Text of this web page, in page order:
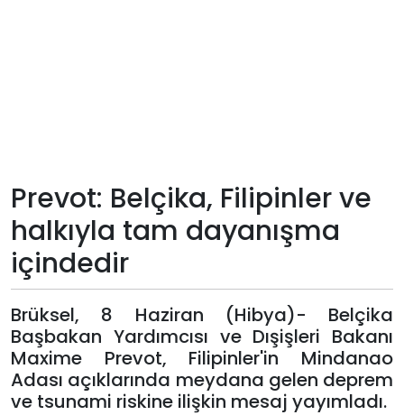
Künye
Giriş
Yap
Prevot: Belçika, Filipinler ve
halkıyla tam dayanışma
içindedir
Brüksel, 8 Haziran (Hibya)- Belçika
Başbakan Yardımcısı ve Dışişleri Bakanı
Maxime Prevot, Filipinler'in Mindanao
Adası açıklarında meydana gelen deprem
ve tsunami riskine ilişkin mesaj yayımladı.